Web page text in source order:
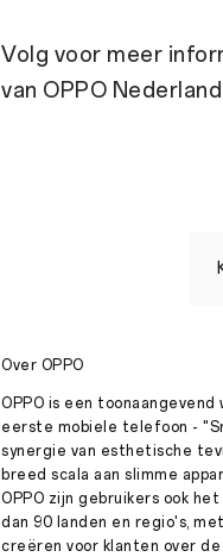
Volg voor meer
van OPPO
Over OPPO
OPPO is een
eerste mobiele telefoon -
synergie van esthetische
breed scala aan slimme
OPPO zijn gebruikers ook
dan 90 landen en regio's,
creëren voor klanten over de